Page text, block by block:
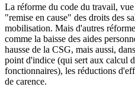
La réforme du code du travail,
"remise en cause" des droits des
mobilisation. Mais d'autres
comme la baisse des aides
hausse de la CSG, mais aussi,
point d'indice (qui sert aux calcul
fonctionnaires), les réductions
de carence.